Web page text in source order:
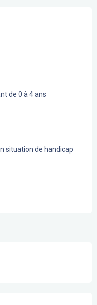
de 0 à 4 ans
situation de handicap